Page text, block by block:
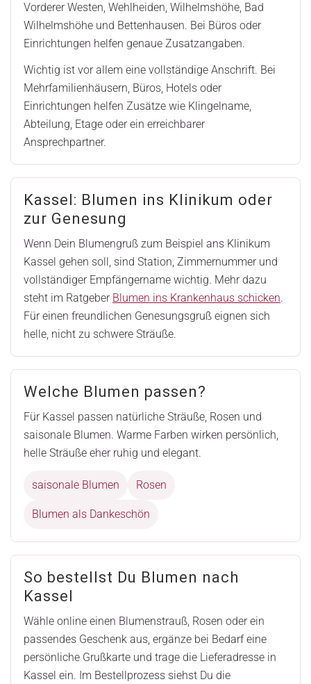
Vorderer Westen, Wehlheiden, Wilhelmshöhe, Bad
Wilhelmshöhe und Bettenhausen. Bei Büros oder
Einrichtungen helfen genaue Zusatzangaben.
Wichtig ist vor allem eine vollständige Anschrift. Bei
Mehrfamilienhäusern, Büros, Hotels oder
Einrichtungen helfen Zusätze wie Klingelname,
Abteilung, Etage oder ein erreichbarer
Ansprechpartner.
Kassel: Blumen ins Klinikum oder
zur Genesung
Wenn Dein Blumengruß zum Beispiel ans Klinikum
Kassel gehen soll, sind Station, Zimmernummer und
vollständiger Empfängername wichtig. Mehr dazu
steht im Ratgeber Blumen ins Krankenhaus schicken.
Für einen freundlichen Genesungsgruß eignen sich
helle, nicht zu schwere Sträuße.
Welche Blumen passen?
Für Kassel passen natürliche Sträuße, Rosen und
saisonale Blumen. Warme Farben wirken persönlich,
helle Sträuße eher ruhig und elegant.
saisonale Blumen Rosen
Blumen als Dankeschön
So bestellst Du Blumen nach
Kassel
Wähle online einen Blumenstrauß, Rosen oder ein
passendes Geschenk aus, ergänze bei Bedarf eine
persönliche Grußkarte und trage die Lieferadresse in
Kassel ein. Im Bestellprozess siehst Du die